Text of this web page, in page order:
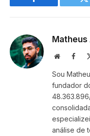
Facebook
Matheus
Website
Sou
fundador
análise de